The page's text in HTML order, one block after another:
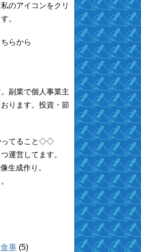
のアイコンをクリ
。
らから
副業で個人事業主
ります。投資・節
ってること◇◇
運営してます。
生成作り。
事 (5)